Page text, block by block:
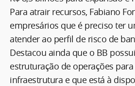
Para atrair recursos, Fabiano
empresários que é preciso ter
atender ao perfil de risco de
Destacou ainda que o BB
estruturação de operações
infraestrutura e que está à